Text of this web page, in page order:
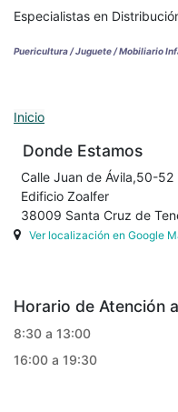
Especialistas en
Puericultura / Juguete / Mobiliario
Inicio
Donde Estamos
Calle Juan de Ávila,50-52
Edificio Zoalfer
38009 Santa Cruz de
Ver localización en Google
Horario de Atención
8:30 a 13:00
16:00 a 19:30